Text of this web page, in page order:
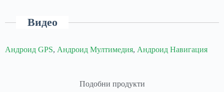
Видео
Андроид GPS, Андроид Мултимедия, Андроид Навигация
Подобни продукти